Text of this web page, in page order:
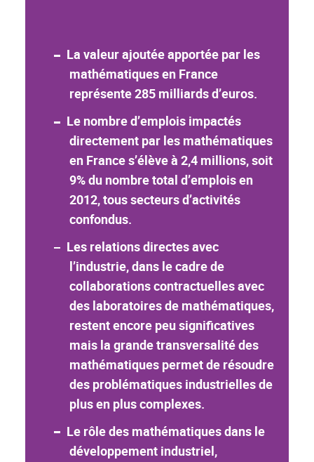
La valeur ajoutée apportée par les
mathématiques en France
représente 285 milliards d’euros.
Le nombre d’emplois impactés
directement par les mathématiques
en France s’élève à 2,4 millions, soit
9% du nombre total d’emplois en
2012, tous secteurs d’activités
confondus.
Les relations directes avec
l’industrie, dans le cadre de
collaborations contractuelles avec
des laboratoires de mathématiques,
restent encore peu significatives
mais la grande transversalité des
mathématiques permet de résoudre
des problématiques industrielles de
plus en plus complexes.
Le rôle des mathématiques dans le
développement industriel,